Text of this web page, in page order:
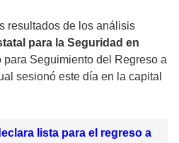
resultados de los análisis
para la Seguridad en
para Seguimiento del Regreso a
sesionó este día en la capital
lista para el regreso a